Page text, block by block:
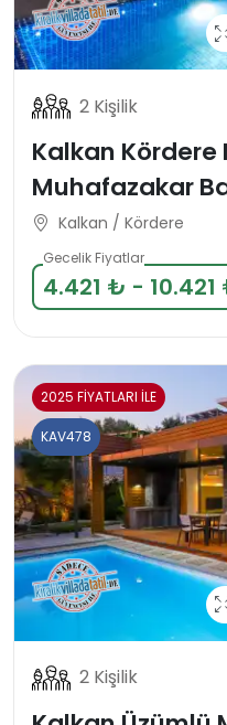
2 Kişilik
Kalkan
Muhafazakar
Kalkan / Kördere
Gecelik Fiyatlar
4.421 ₺ - 10.421
2025 FİYATLARI İLE
KAV478
2 Kişilik